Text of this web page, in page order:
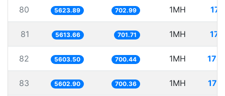
80 5623.89 702.99 1MH
81 5613.66 701.71 1MH
82 5603.50 700.44 1MH
83 5602.90 700.36 1MH